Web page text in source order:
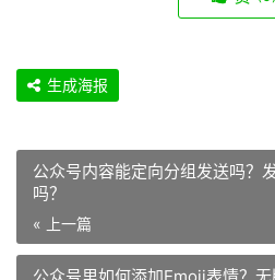
生成海报
公众号内容能定向分组发送吗？
吗？
« 上一篇
公众号里如何添加Emoji表情？无